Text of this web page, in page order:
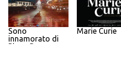
Sono
innamorato di
Pippa Bacca
Marie Curie